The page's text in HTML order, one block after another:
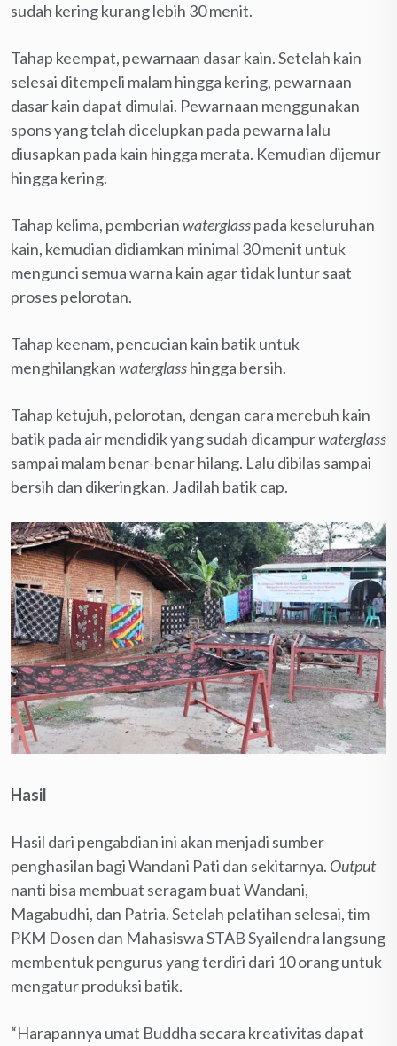
sudah kering kurang lebih 30 menit.
Tahap keempat, pewarnaan dasar kain. Setelah kain
selesai ditempeli malam hingga kering, pewarnaan
dasar kain dapat dimulai. Pewarnaan menggunakan
spons yang telah dicelupkan pada pewarna lalu
diusapkan pada kain hingga merata. Kemudian dijemur
hingga kering.
Tahap kelima, pemberianwaterglasspada keseluruhan
kain, kemudian didiamkan minimal 30 menit untuk
mengunci semua warna kain agar tidak luntur saat
proses pelorotan.
Tahap keenam, pencucian kain batik untuk
menghilangkanwaterglasshingga bersih.
Tahap ketujuh, pelorotan, dengan cara merebuh kain
batik pada air mendidik yang sudah dicampurwaterglass
sampai malam benar-benar hilang. Lalu dibilas sampai
bersih dan dikeringkan. Jadilah batik cap.
Hasil
Hasil dari pengabdian ini akan menjadi sumber
penghasilan bagi Wandani Pati dan sekitarnya. Output
nanti bisa membuat seragam buat Wandani,
Magabudhi, dan Patria. Setelah pelatihan selesai, tim
PKM Dosen dan Mahasiswa STAB Syailendra langsung
membentuk pengurus yang terdiri dari 10 orang untuk
mengatur produksi batik.
“Harapannya umat Buddha secara kreativitas dapat